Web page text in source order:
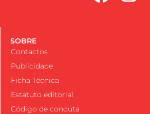
SOBRE
Contactos
Publicidade
Ficha Técnica
Estatuto editorial
Código de conduta